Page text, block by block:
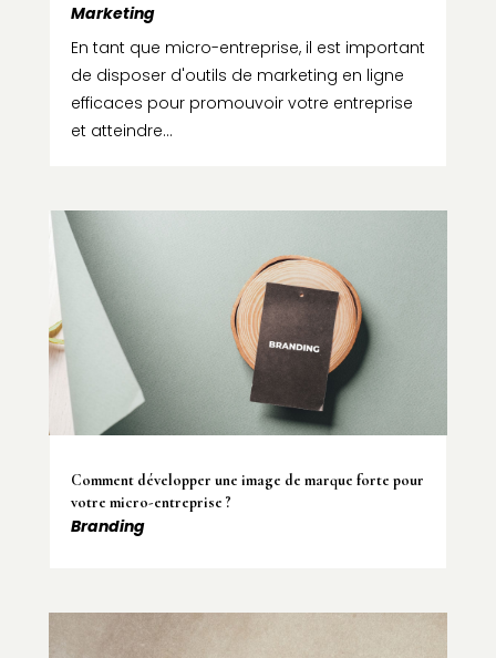
Marketing
En tant que micro-entreprise, il est important
de disposer d'outils de marketing en ligne
efficaces pour promouvoir votre entreprise
et atteindre...
Comment développer une image de marque forte pour
votre micro-entreprise ?
Branding